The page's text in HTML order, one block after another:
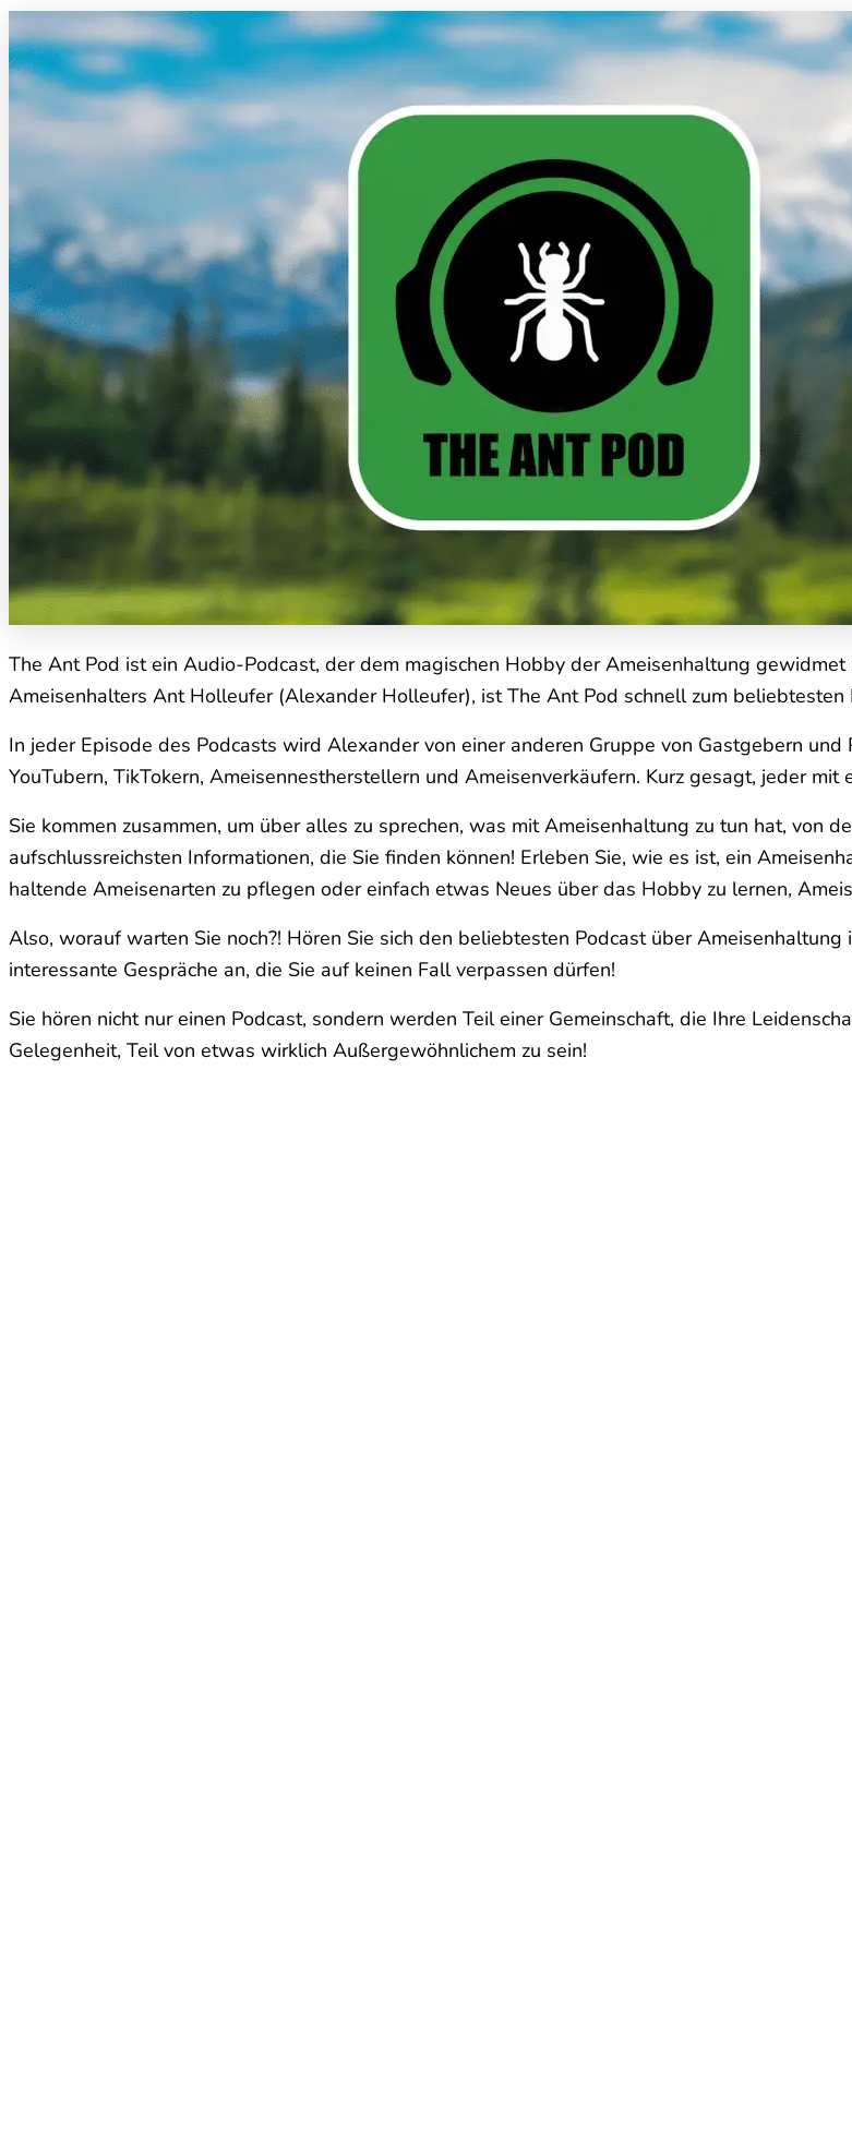
The Ant Pod ist ein Audio-Podcast, der dem magischen Hobby der Ameisenhaltung
Ameisenhalters Ant Holleufer (Alexander Holleufer), ist The Ant Pod schnell zum
In jeder Episode des Podcasts wird Alexander von einer anderen Gruppe von Gastgebern
YouTubern, TikTokern, Ameisennestherstellern und Ameisenverkäufern. Kurz gesagt, jeder
Sie kommen zusammen, um über alles zu sprechen, was mit Ameisenhaltung zu tun hat, von
aufschlussreichsten Informationen, die Sie finden können! Erleben Sie, wie es ist, ein
haltende Ameisenarten zu pflegen oder einfach etwas Neues über das Hobby zu lernen,
Also, worauf warten Sie noch?! Hören Sie sich den beliebtesten Podcast über
interessante Gespräche an, die Sie auf keinen Fall verpassen dürfen!
Sie hören nicht nur einen Podcast, sondern werden Teil einer Gemeinschaft, die Ihre
Gelegenheit, Teil von etwas wirklich Außergewöhnlichem zu sein!